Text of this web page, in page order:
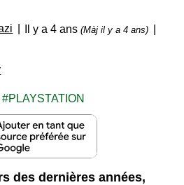
Il y a 4 ans(Màj il y a 4 ans)
PLAYSTATION
des dernières années,